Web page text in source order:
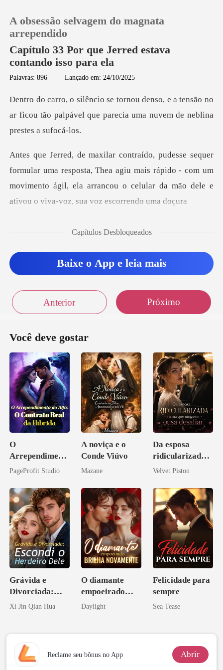
Loja
Histórico
Sair
Baixar App
A obsessão selvagem do magnata
arrependido
Capítulo 33 Por que Jerred estava
contando isso para ela
Palavras: 896 |Lançado em: 24/10/2025
e a tensão no
ar ficou tão palpável que parec
sposta, Thea agiu mais rápido - com um
movimento ágil, ela arrancou o
Capítulos Desbloqueados
Baixe o App e leia mais
Anterior Próximo
Você deve gostar
O
Arrependiment
o do Alfa: O
da Híbrida
PageProfit Studio
A noviça e o
Conde Viúvo
Mazane
Da esposa
ridicularizada à
irmã que
desafiar
Velvet Piston
Grávida e
Divorciada:
Escondi o
Xi Jin Qian Hua
O diamante
empoeirado
brilha
Daylight
Felicidade para
sempre
Sea Tease
Reclame seu bônus no App Abrir